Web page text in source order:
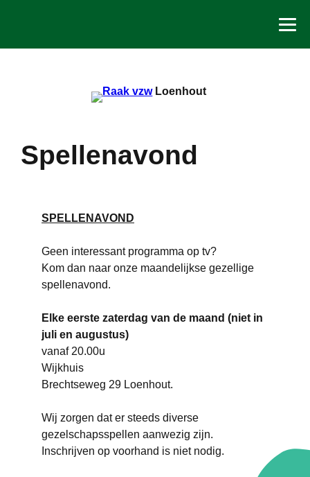
Loenhout
Spellenavond
SPELLENAVOND
Geen interessant programma op tv?
Kom dan naar onze maandelijkse gezellige
spellenavond.
Elke eerste zaterdag van de maand (niet in
juli en augustus)
vanaf 20.00u
Wijkhuis
Brechtseweg 29 Loenhout.
Wij zorgen dat er steeds diverse
gezelschapsspellen aanwezig zijn.
Inschrijven op voorhand is niet nodig.